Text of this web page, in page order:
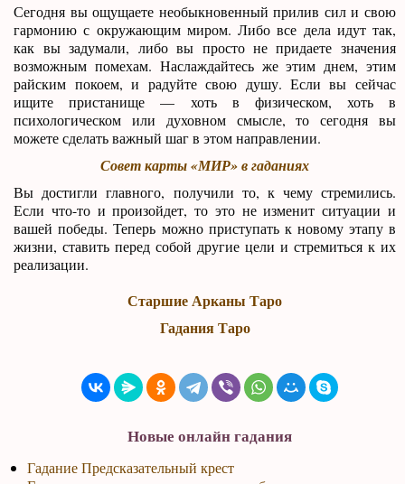
Сегодня вы ощущаете необыкновенный прилив сил и свою
гармонию с окружающим миром. Либо все дела идут так,
как вы задумали, либо вы просто не придаете значения
возможным помехам. Наслаждайтесь же этим днем, этим
райским покоем, и радуйте свою душу. Если вы сейчас
ищите пристанище — хоть в физическом, хоть в
психологическом или духовном смысле, то сегодня вы
можете сделать важный шаг в этом направлении.
Совет карты «МИР» в гаданиях
Вы достигли главного, получили то, к чему стремились.
Если что-то и произойдет, то это не изменит ситуации и
вашей победы. Теперь можно приступать к новому этапу в
жизни, ставить перед собой другие цели и стремиться к их
реализации.
Старшие Арканы Таро
Гадания Таро
Новые онлайн гадания
Гадание Предсказательный крест